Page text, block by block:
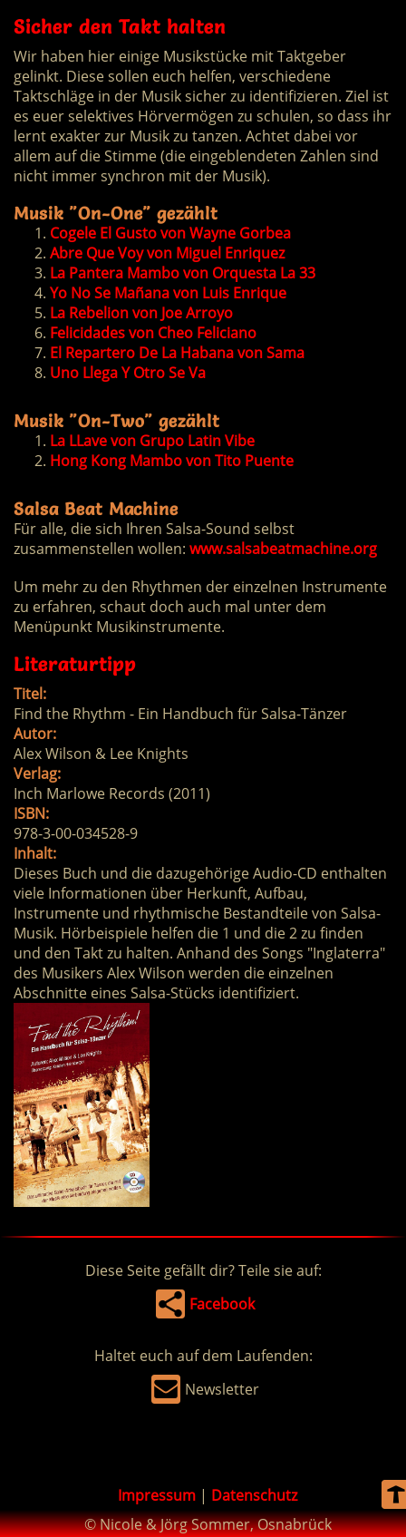
Sicher den Takt halten
Wir haben hier einige Musikstücke mit Taktgeber
gelinkt. Diese sollen euch helfen, verschiedene
Taktschläge in der Musik sicher zu identifizieren. Ziel ist
es euer selektives Hörvermögen zu schulen, so dass ihr
lernt exakter zur Musik zu tanzen. Achtet dabei vor
allem auf die Stimme (die eingeblendeten Zahlen sind
nicht immer synchron mit der Musik).
Musik "On-One" gezählt
Cogele El Gusto von Wayne Gorbea
Abre Que Voy von Miguel Enriquez
La Pantera Mambo von Orquesta La 33
Yo No Se Mañana von Luis Enrique
La Rebelion von Joe Arroyo
Felicidades von Cheo Feliciano
El Repartero De La Habana von Sama
Uno Llega Y Otro Se Va
Musik "On-Two" gezählt
La LLave von Grupo Latin Vibe
Hong Kong Mambo von Tito Puente
Salsa Beat Machine
Für alle, die sich Ihren Salsa-Sound selbst
zusammenstellen wollen: www.salsabeatmachine.org
Um mehr zu den Rhythmen der einzelnen Instrumente
zu erfahren, schaut doch auch mal unter dem
Menüpunkt Musikinstrumente.
Literaturtipp
Titel:
Find the Rhythm - Ein Handbuch für Salsa-Tänzer
Autor:
Alex Wilson & Lee Knights
Verlag:
Inch Marlowe Records (2011)
ISBN:
978-3-00-034528-9
Inhalt:
Dieses Buch und die dazugehörige Audio-CD enthalten
viele Informationen über Herkunft, Aufbau,
Instrumente und rhythmische Bestandteile von Salsa-
Musik. Hörbeispiele helfen die 1 und die 2 zu finden
und den Takt zu halten. Anhand des Songs "Inglaterra"
des Musikers Alex Wilson werden die einzelnen
Abschnitte eines Salsa-Stücks identifiziert.
Diese Seite gefällt dir? Teile sie auf:
Facebook
Haltet euch auf dem Laufenden:
Newsletter
Impressum | Datenschutz
© Nicole & Jörg Sommer, Osnabrück